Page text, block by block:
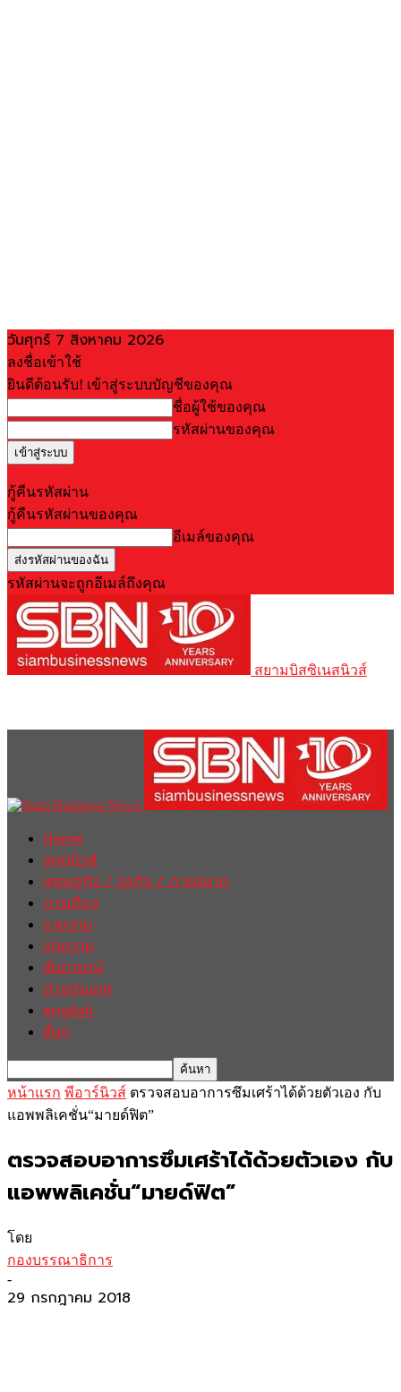
วันศุกร์ 7 สิงหาคม 2026
ลงชื่อเข้าใช้
ยินดีต้อนรับ! เข้าสู่ระบบบัญชีของคุณ
ชื่อผู้ใช้ของคุณ
รหัสผ่านของคุณ
กู้คืนรหัสผ่าน
กู้คืนรหัสผ่านของคุณ
อีเมล์ของคุณ
รหัสผ่านจะถูกอีเมล์ถึงคุณ
สยามบิสซิเนสนิวส์
Home
ฮอตนิวส์
เศรษฐกิจ / ธุรกิจ / การตลาด
การเมือง
รายงาน
บทความ
สัมภาษณ์
ต่างประเทศ
english
อื่นๆ
หน้าแรก พีอาร์นิวส์ ตรวจสอบอาการซึมเศร้าได้ด้วยตัวเอง กับ
แอพพลิเคชั่น“มายด์ฟิต”
ตรวจสอบอาการซึมเศร้าได้ด้วยตัวเอง กับ
แอพพลิเคชั่น“มายด์ฟิต”
โดย
กองบรรณาธิการ
-
29 กรกฎาคม 2018